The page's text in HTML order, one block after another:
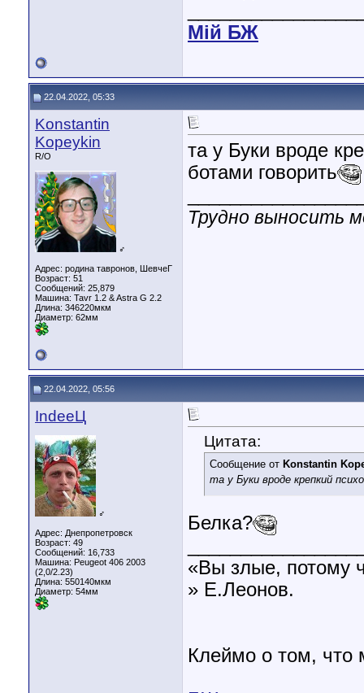
Мiй БЖ
22.04.2022, 05:33
Konstantin
Kopeykin
R/O
♂
Адрес: родина тавронов, ШевчеГ
Возраст: 51
Сообщений: 25,879
Машина: Tavr 1.2 & Astra G 2.2
Длина: 346220мкм
Диаметр: 62мм
та у Буки вроде
ботами говорить
Трудно выносить
22.04.2022, 05:56
IndeeЦ
♂
Адрес: Днепропетровск
Возраст: 49
Сообщений: 16,733
Машина: Peugeot 406 2003
(2,0/2.23)
Длина: 550140мкм
Диаметр: 54мм
Цитата:
Сообщение от Konstantin
та у Буки вроде крепкий
Белка?
«Вы злые, потому
» Е.Леонов.
Клеймо о том, что